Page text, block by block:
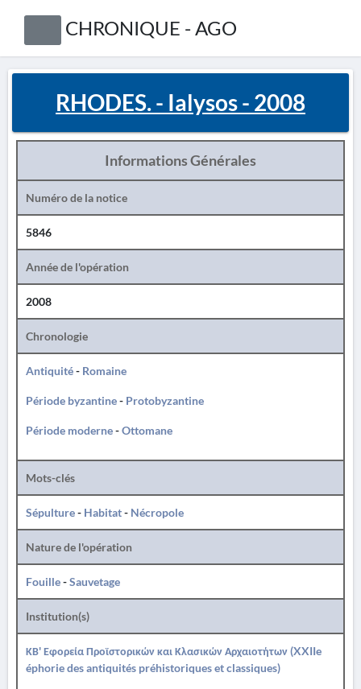
CHRONIQUE - AGO
RHODES. - Ialysos - 2008
Informations Générales
Numéro de la notice
5846
Année de l'opération
2008
Chronologie
Antiquité- Romaine
Période byzantine- Protobyzantine
Période moderne-Ottomane
Mots-clés
Sépulture- Habitat- Nécropole
Nature de l'opération
Fouille-Sauvetage
Institution(s)
ΚΒ' Εφορεία Προϊστορικών και Κλασικών Αρχαιοτήτων (XXIIe
éphorie des antiquités préhistoriques et classiques)